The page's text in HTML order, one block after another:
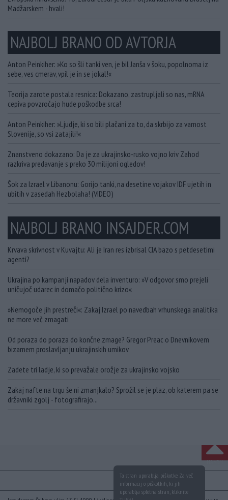
Madžarskem - hvali!
NAJBOLJ BRANO OD AVTORJA
Anton Peinkiher: »Ko so šli tanki ven, je bil Janša v šoku, popolnoma iz
sebe, ves cmerav, vpil je in se jokal!«
Teorija zarote postala resnica: Dokazano, zastrupljali so nas, mRNA
cepiva povzročajo hude poškodbe srca!
Anton Peinkiher: »Ljudje, ki so bili plačani za to, da skrbijo za varnost
Slovenije, so vsi zatajili!«
Znanstveno dokazano: Da je za ukrajinsko-rusko vojno kriv Zahod
razkriva predavanje s preko 30 milijoni ogledov!
Šok za Izrael v Libanonu: Gorijo tanki, na desetine vojakov IDF ujetih in
ubitih v zasedah Hezbolaha! (VIDEO)
NAJBOLJ BRANO INSAJDER.COM
Krvava skrivnost v Kuvajtu: Ali je Iran res izbrisal CIA bazo s petdesetimi
agenti?
Ukrajina po kampanji napadov dela inventuro: »V odgovor smo prejeli
uničujoč udarec in domačo politično krizo«
»Nemogoče jih prestreči«: Zakaj Izrael po navedbah vrhunskega analitika
ne more več zmagati
Od poraza do poraza do končne zmage? Gregor Preac o Dnevnikovem
bizarnem proslavljanju ukrajinskih umikov
Zadete tri ladje, ki so prevažale orožje za ukrajinsko vojsko
Zakaj nafte na trgu še ni zmanjkalo? Sprožil se je plaz, ob katerem pa se
državniki zgolj - fotografirajo...
NA VRH
Ta stran uporablja piškotke. Za več
informacij o piškotkih, ki jih
uporablja spletna stran, kliknite